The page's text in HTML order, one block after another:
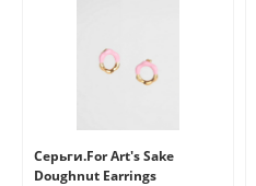
Серьги.For Art's Sake
Doughnut Earrings